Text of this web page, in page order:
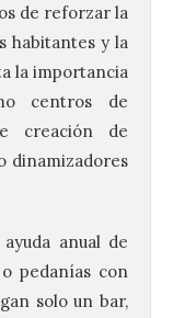
de reforzar la
habitantes y la
la importancia
centros de
creación de
dinamizadores
anual de
pedanías con
solo un bar,